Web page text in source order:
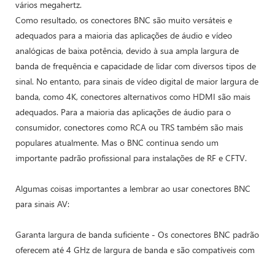
vários megahertz.
Como resultado, os conectores BNC são muito versáteis e
adequados para a maioria das aplicações de áudio e vídeo
analógicas de baixa potência, devido à sua ampla largura de
banda de frequência e capacidade de lidar com diversos tipos de
sinal. No entanto, para sinais de vídeo digital de maior largura de
banda, como 4K, conectores alternativos como HDMI são mais
adequados. Para a maioria das aplicações de áudio para o
consumidor, conectores como RCA ou TRS também são mais
populares atualmente. Mas o BNC continua sendo um
importante padrão profissional para instalações de RF e CFTV.
Algumas coisas importantes a lembrar ao usar conectores BNC
para sinais AV:
Garanta largura de banda suficiente - Os conectores BNC padrão
oferecem até 4 GHz de largura de banda e são compatíveis com